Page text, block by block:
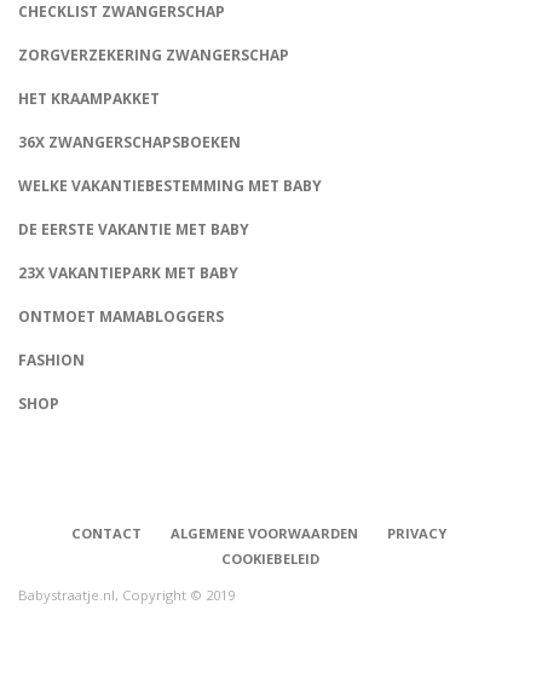
CHECKLIST ZWANGERSCHAP
ZORGVERZEKERING ZWANGERSCHAP
HET KRAAMPAKKET
36X ZWANGERSCHAPSBOEKEN
WELKE VAKANTIEBESTEMMING MET BABY
DE EERSTE VAKANTIE MET BABY
23X VAKANTIEPARK MET BABY
ONTMOET MAMABLOGGERS
FASHION
SHOP
CONTACT ALGEMENE VOORWAARDEN
PRIVACY
COOKIEBELEID
Babystraatje.nl, Copyright © 2019